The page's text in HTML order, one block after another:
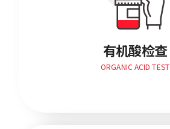
有机酸检查
ORGANIC ACID TEST